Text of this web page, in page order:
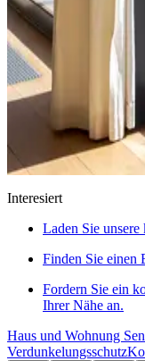
Interesiert
Laden Sie unsere
Finden Sie einen
Fordern Sie ein
Ihrer Nähe an.
Haus und Wohnung
Verdunkelungsschutz